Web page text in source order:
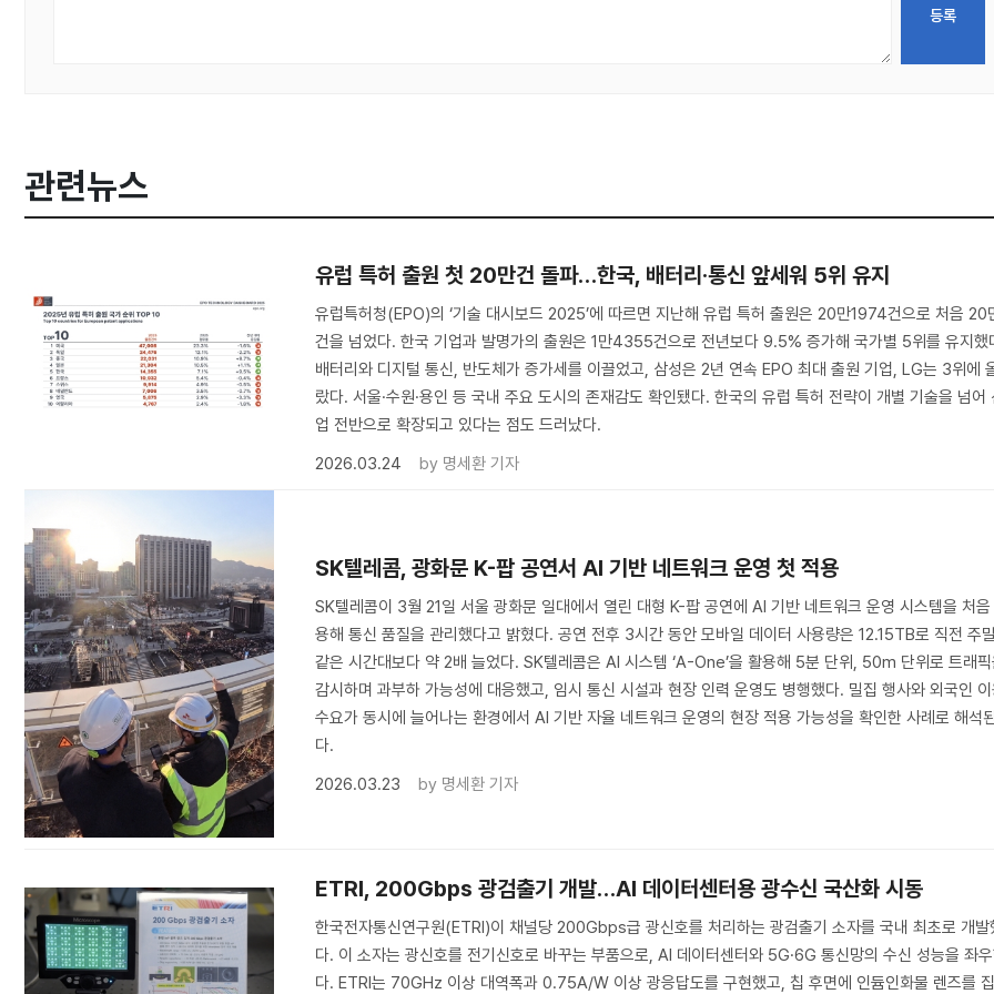
관련뉴스
유럽 특허 출원 첫 20만건 돌파…한국, 배터리·통신 앞세워 5위 유지
유럽특허청(EPO)의 ‘기술 대시보드 2025’에 따르면 지난해 유럽 특허 출원은 20만1974건으로 처음 20
건을 넘었다. 한국 기업과 발명가의 출원은 1만4355건으로 전년보다 9.5% 증가해 국가별 5위를 유지했
배터리와 디지털 통신, 반도체가 증가세를 이끌었고, 삼성은 2년 연속 EPO 최대 출원 기업, LG는 3위에
랐다. 서울·수원·용인 등 국내 주요 도시의 존재감도 확인됐다. 한국의 유럽 특허 전략이 개별 기술을 넘어
업 전반으로 확장되고 있다는 점도 드러났다.
2026.03.24
by 명세환 기자
SK텔레콤, 광화문 K-팝 공연서 AI 기반 네트워크 운영 첫 적용
SK텔레콤이 3월 21일 서울 광화문 일대에서 열린 대형 K-팝 공연에 AI 기반 네트워크 운영 시스템을 처음
용해 통신 품질을 관리했다고 밝혔다. 공연 전후 3시간 동안 모바일 데이터 사용량은 12.15TB로 직전 주
같은 시간대보다 약 2배 늘었다. SK텔레콤은 AI 시스템 ‘A-One’을 활용해 5분 단위, 50m 단위로 트래픽
감시하며 과부하 가능성에 대응했고, 임시 통신 시설과 현장 인력 운영도 병행했다. 밀집 행사와 외국인 이
수요가 동시에 늘어나는 환경에서 AI 기반 자율 네트워크 운영의 현장 적용 가능성을 확인한 사례로 해석
다.
2026.03.23
by 명세환 기자
ETRI, 200Gbps 광검출기 개발…AI 데이터센터용 광수신 국산화 시동
한국전자통신연구원(ETRI)이 채널당 200Gbps급 광신호를 처리하는 광검출기 소자를 국내 최초로 개발
다. 이 소자는 광신호를 전기신호로 바꾸는 부품으로, AI 데이터센터와 5G·6G 통신망의 수신 성능을 좌
다. ETRI는 70GHz 이상 대역폭과 0.75A/W 이상 광응답도를 구현했고, 칩 후면에 인듐인화물 렌즈를